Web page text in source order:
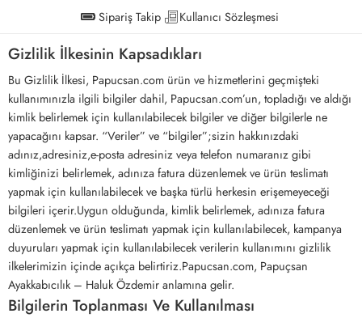
Sipariş Takip Kullanıcı Sözleşmesi
Gizlilik İlkesinin Kapsadıkları
Bu Gizlilik İlkesi, Papucsan.com ürün ve hizmetlerini geçmişteki
kullanımınızla ilgili bilgiler dahil, Papucsan.com’un, topladığı ve aldığı
kimlik belirlemek için kullanılabilecek bilgiler ve diğer bilgilerle ne
yapacağını kapsar. “Veriler” ve “bilgiler”;sizin hakkınızdaki
adınız,adresiniz,e-posta adresiniz veya telefon numaranız gibi
kimliğinizi belirlemek, adınıza fatura düzenlemek ve ürün teslimatı
yapmak için kullanılabilecek ve başka türlü herkesin erişemeyeceği
bilgileri içerir.Uygun olduğunda, kimlik belirlemek, adınıza fatura
düzenlemek ve ürün teslimatı yapmak için kullanılabilecek, kampanya
duyuruları yapmak için kullanılabilecek verilerin kullanımını gizlilik
ilkelerimizin içinde açıkça belirtiriz.Papucsan.com, Papuçsan
Ayakkabıcılık – Haluk Özdemir anlamına gelir.
Bilgilerin Toplanması Ve Kullanılması